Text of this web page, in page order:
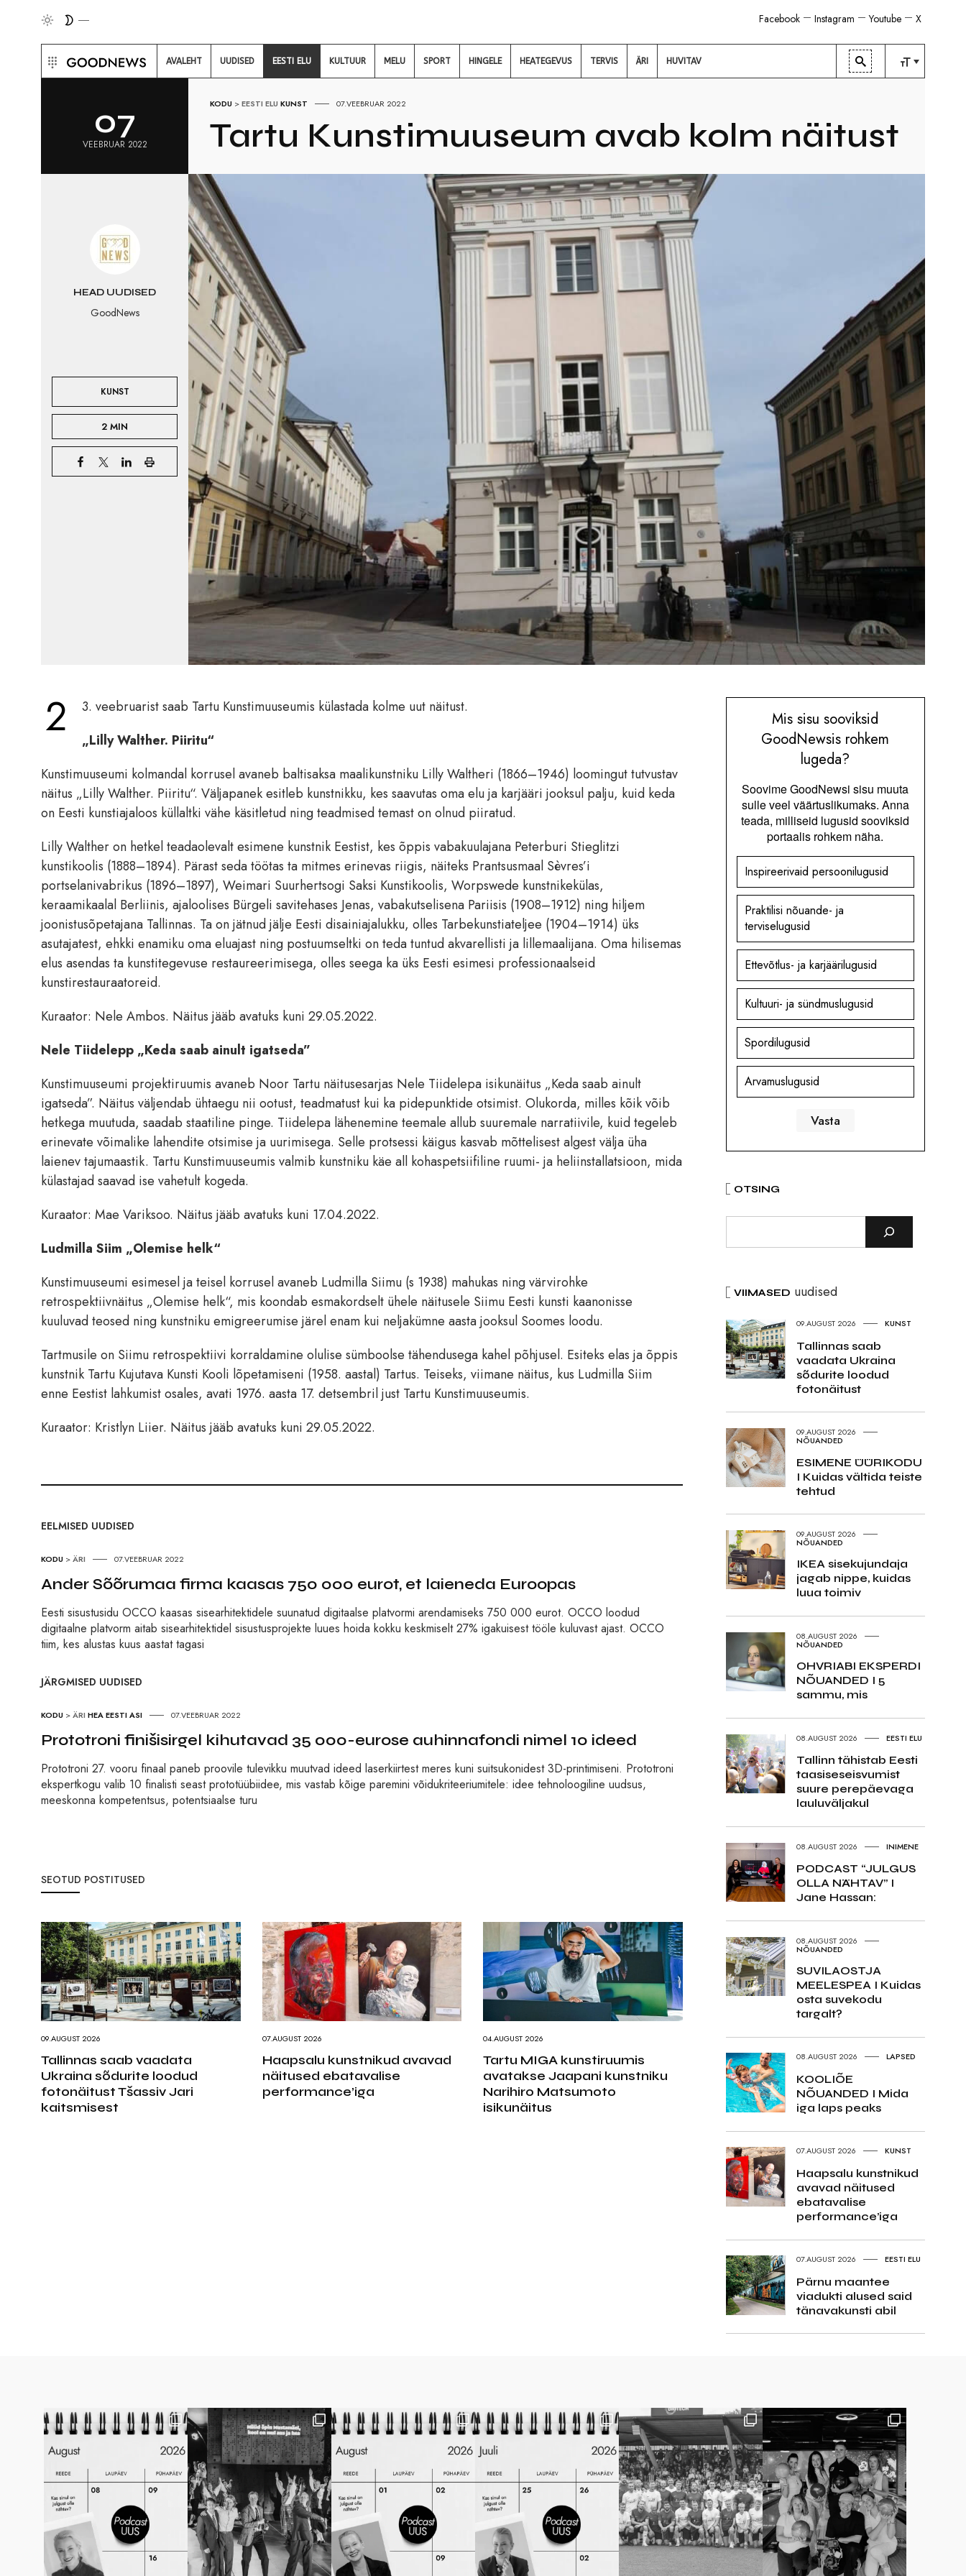
X
Youtube
Instagram
Facebook
AVALEHT UUDISED EESTI ELU KULTUUR MELU SPORT HINGELE HEATEGEVUS TERVIS ÄRI HUVITAV
07
VEEBRUAR 2022
KODU >EESTI ELU KUNST 07.VEEBRUAR 2022
Tartu Kunstimuuseum avab kolm näitust
HEAD UUDISED
GoodNews
KUNST
2 MIN
2
3. veebruarist saab Tartu Kunstimuuseumis külastada kolme uut näitust.
„Lilly Walther. Piiritu“
Kunstimuuseumi kolmandal korrusel avaneb baltisaksa maalikunstniku Lilly Waltheri (1866–1946) loomingut tutvustav
näitus „Lilly Walther. Piiritu“. Väljapanek esitleb kunstnikku, kes saavutas oma elu ja karjääri jooksul palju, kuid keda
on Eesti kunstiajaloos küllaltki vähe käsitletud ning teadmised temast on olnud piiratud.
Lilly Walther on hetkel teadaolevalt esimene kunstnik Eestist, kes õppis vabakuulajana Peterburi Stieglitzi
kunstikoolis (1888–1894). Pärast seda töötas ta mitmes erinevas riigis, näiteks Prantsusmaal Sèvres’i
portselanivabrikus (1896–1897), Weimari Suurhertsogi Saksi Kunstikoolis, Worpswede kunstnikekülas,
keraamikaalal Berliinis, ajaloolises Bürgeli savitehases Jenas, vabakutselisena Pariisis (1908–1912) ning hiljem
joonistusõpetajana Tallinnas. Ta on jätnud jälje Eesti disainiajalukku, olles Tarbekunstiateljee (1904–1914) üks
asutajatest, ehkki enamiku oma eluajast ning postuumseltki on teda tuntud akvarellisti ja lillemaalijana. Oma hilisemas
elus asendas ta kunstitegevuse restaureerimisega, olles seega ka üks Eesti esimesi professionaalseid
kunstirestauraatoreid.
Kuraator: Nele Ambos. Näitus jääb avatuks kuni 29.05.2022.
Nele Tiidelepp „Keda saab ainult igatseda”
Kunstimuuseumi projektiruumis avaneb Noor Tartu näitusesarjas Nele Tiidelepa isikunäitus „Keda saab ainult
igatseda”. Näitus väljendab ühtaegu nii ootust, teadmatust kui ka pidepunktide otsimist. Olukorda, milles kõik võib
hetkega muutuda, saadab staatiline pinge. Tiidelepa lähenemine teemale allub suuremale narratiivile, kuid tegeleb
erinevate võimalike lahendite otsimise ja uurimisega. Selle protsessi käigus kasvab mõttelisest algest välja üha
laienev tajumaastik. Tartu Kunstimuuseumis valmib kunstniku käe all kohaspetsiifiline ruumi- ja heliinstallatsioon, mida
külastajad saavad ise vahetult kogeda.
Kuraator: Mae Variksoo. Näitus jääb avatuks kuni 17.04.2022.
Ludmilla Siim „Olemise helk“
Kunstimuuseumi esimesel ja teisel korrusel avaneb Ludmilla Siimu (s 1938) mahukas ning värvirohke
retrospektiivnäitus „Olemise helk“, mis koondab esmakordselt ühele näitusele Siimu Eesti kunsti kaanonisse
kuuluvad teosed ning kunstniku emigreerumise järel enam kui neljakümne aasta jooksul Soomes loodu.
Tartmusile on Siimu retrospektiivi korraldamine olulise sümboolse tähendusega kahel põhjusel. Esiteks elas ja õppis
kunstnik Tartu Kujutava Kunsti Kooli lõpetamiseni (1958. aastal) Tartus. Teiseks, viimane näitus, kus Ludmilla Siim
enne Eestist lahkumist osales, avati 1976. aasta 17. detsembril just Tartu Kunstimuuseumis.
Kuraator: Kristlyn Liier. Näitus jääb avatuks kuni 29.05.2022.
EELMISED UUDISED
KODU >ÄRI 07.VEEBRUAR 2022
Ander Sõõrumaa firma kaasas 750 000 eurot, et laieneda Euroopas
Eesti sisustusidu OCCO kaasas sisearhitektidele suunatud digitaalse platvormi arendamiseks 750 000 eurot. OCCO loodud
digitaalne platvorm aitab sisearhitektidel sisustusprojekte luues hoida kokku keskmiselt 27% igakuisest tööle kuluvast ajast. OCCO
tiim, kes alustas kuus aastat tagasi
JÄRGMISED UUDISED
KODU >ÄRI HEA EESTI ASI 07.VEEBRUAR 2022
Prototroni finišisirgel kihutavad 35 000-eurose auhinnafondi nimel 10 ideed
Prototroni 27. vooru finaal paneb proovile tulevikku muutvad ideed laserkiirtest meres kuni suitsukonidest 3D-printimiseni. Prototroni
ekspertkogu valib 10 finalisti seast prototüübiidee, mis vastab kõige paremini võidukriteeriumitele: idee tehnoloogiline uudsus,
meeskonna kompetentsus, potentsiaalse turu
SEOTUD POSTITUSED
09.AUGUST 2026
Tallinnas saab vaadata
Ukraina sõdurite loodud
fotonäitust Tšassiv Jari
kaitsmisest
07.AUGUST 2026
Haapsalu kunstnikud avavad
näitused ebatavalise
performance’iga
04.AUGUST 2026
Tartu MIGA kunstiruumis
avatakse Jaapani kunstniku
Narihiro Matsumoto
isikunäitus
Mis sisu sooviksid
GoodNewsis rohkem
lugeda?
Soovime GoodNewsi sisu muuta
sulle veel väärtuslikumaks. Anna
teada, milliseid lugusid sooviksid
portaalis rohkem näha.
Inspireerivaid persoonilugusid
Praktilisi nõuande- ja
terviselugusid
Ettevõtlus- ja karjäärilugusid
Kultuuri- ja sündmuslugusid
Spordilugusid
Arvamuslugusid
OTSING
VIIMASED uudised
09.AUGUST 2026 KUNST
Tallinnas saab
vaadata Ukraina
sõdurite loodud
fotonäitust
09.AUGUST 2026
NÕUANDED
ESIMENE ÜÜRIKODU
I Kuidas vältida teiste
tehtud
09.AUGUST 2026
NÕUANDED
IKEA sisekujundaja
jagab nippe, kuidas
luua toimiv
08.AUGUST 2026
NÕUANDED
OHVRIABI EKSPERDI
NÕUANDED I 5
sammu, mis
08.AUGUST 2026 EESTI ELU
Tallinn tähistab Eesti
taasiseseisvumist
suure perepäevaga
lauluväljakul
08.AUGUST 2026 INIMENE
PODCAST “JULGUS
OLLA NÄHTAV” I
Jane Hassan:
08.AUGUST 2026
NÕUANDED
SUVILAOSTJA
MEELESPEA I Kuidas
osta suvekodu
targalt?
08.AUGUST 2026 LAPSED
KOOLIÕE
NÕUANDED I Mida
iga laps peaks
07.AUGUST 2026 KUNST
Haapsalu kunstnikud
avavad näitused
ebatavalise
performance’iga
07.AUGUST 2026 EESTI ELU
Pärnu maantee
viadukti alused said
tänavakunsti abil